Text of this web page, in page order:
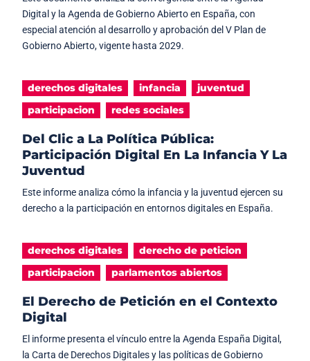
Digital y la Agenda de Gobierno Abierto en España, con
especial atención al desarrollo y aprobación del V Plan de
Gobierno Abierto, vigente hasta 2029.
derechos digitales infancia
juventud
participacion
redes sociales
Del Clic a La Política Pública:
Participación Digital En La Infancia Y La
Juventud
Este informe analiza cómo la infancia y la juventud ejercen su
derecho a la participación en entornos digitales en España.
derechos digitales
derecho de peticion
participacion
parlamentos abiertos
El Derecho de Petición en el Contexto
Digital
El informe presenta el vínculo entre la Agenda España Digital,
la Carta de Derechos Digitales y las políticas de Gobierno